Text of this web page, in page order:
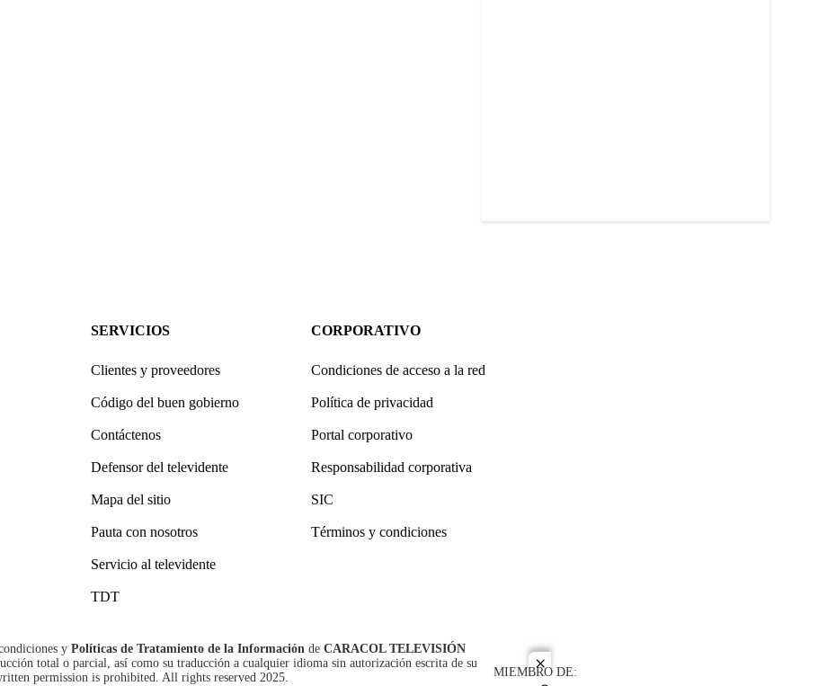
close
SERVICIOS
Clientes y proveedores
Código del buen gobierno
Contáctenos
Defensor del televidente
Mapa del sitio
Pauta con nosotros
Servicio al televidente
TDT
CORPORATIVO
Condiciones de acceso a la red
Política de privacidad
Portal corporativo
Responsabilidad corporativa
SIC
Términos y condiciones
y Políticas de Tratamiento de la Información de CARACOL TELEVISIÓN
total o parcial, así como su traducción a cualquier idioma sin autorización escrita de su
permission is prohibited. All rights reserved 2025.
MIEMBRO DE: